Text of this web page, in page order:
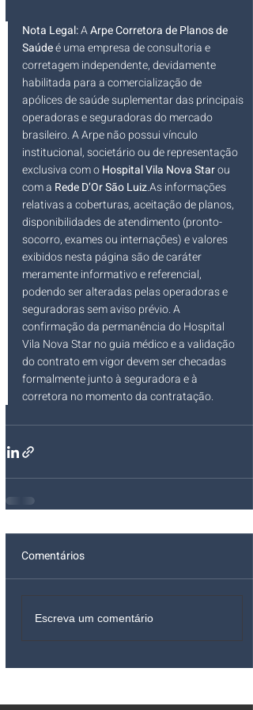
Nota Legal: A Arpe Corretora de Planos de
Saúde é uma empresa de consultoria e
corretagem independente, devidamente
habilitada para a comercialização de
apólices de saúde suplementar das principais
operadoras e seguradoras do mercado
brasileiro. A Arpe não possui vínculo
institucional, societário ou de representação
exclusiva com o Hospital Vila Nova Star ou
com a Rede D’Or São Luiz.As informações
relativas a coberturas, aceitação de planos,
disponibilidades de atendimento (pronto-
socorro, exames ou internações) e valores
exibidos nesta página são de caráter
meramente informativo e referencial,
podendo ser alteradas pelas operadoras e
seguradoras sem aviso prévio. A
confirmação da permanência do Hospital
Vila Nova Star no guia médico e a validação
do contrato em vigor devem ser checadas
formalmente junto à seguradora e à
corretora no momento da contratação.
Comentários
Escreva um comentário